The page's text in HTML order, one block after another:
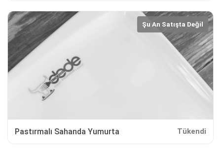
Şu An Satışta Değil
Pastırmalı Sahanda Yumurta Tükendi